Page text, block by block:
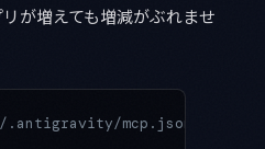
が増えても増減がぶれませ
mcp.json （ワークスペ